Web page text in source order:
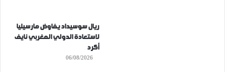
ريال سوسيداد يفاوض مارسيليا
لاستعادة الدولي المغربي نايف
أكرد
06/08/2026